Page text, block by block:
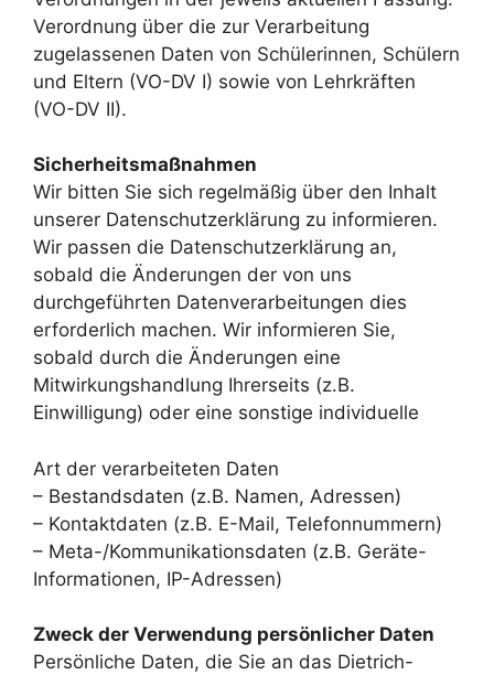
Verordnung über die zur Verarbeitung
zugelassenen Daten von Schülerinnen, Schülern
und Eltern (VO-DV I) sowie von Lehrkräften
(VO-DV II).
Sicherheitsmaßnahmen
Wir bitten Sie sich regelmäßig über den Inhalt
unserer Datenschutzerklärung zu informieren.
Wir passen die Datenschutzerklärung an,
sobald die Änderungen der von uns
durchgeführten Datenverarbeitungen dies
erforderlich machen. Wir informieren Sie,
sobald durch die Änderungen eine
Mitwirkungshandlung Ihrerseits (z.B.
Einwilligung) oder eine sonstige individuelle
Art der verarbeiteten Daten
– Bestandsdaten (z.B. Namen, Adressen)
– Kontaktdaten (z.B. E-Mail, Telefonnummern)
– Meta-/Kommunikationsdaten (z.B. Geräte-
Informationen, IP-Adressen)
Zweck der Verwendung persönlicher Daten
Persönliche Daten, die Sie an das Dietrich-